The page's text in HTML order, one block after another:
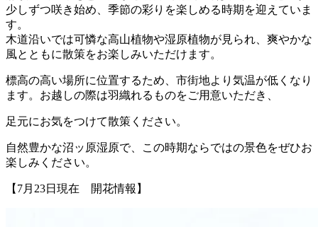
少しずつ咲き始め、季節の彩りを楽しめる時期を迎えていま
す。
木道沿いでは可憐な高山植物や湿原植物が見られ、爽やかな
風とともに散策をお楽しみいただけます。
標高の高い場所に位置するため、市街地より気温が低くなり
ます。お越しの際は羽織れるものをご用意いただき、
足元にお気をつけて散策ください。
自然豊かな沼ッ原湿原で、この時期ならではの景色をぜひお
楽しみください。
【7月23日現在 開花情報】